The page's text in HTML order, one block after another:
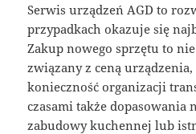
Serwis urządzeń AGD to
przypadkach okazuje się
Zakup nowego sprzętu to
związany z ceną
konieczność organizacji
czasami także dopasowania
zabudowy kuchennej lub